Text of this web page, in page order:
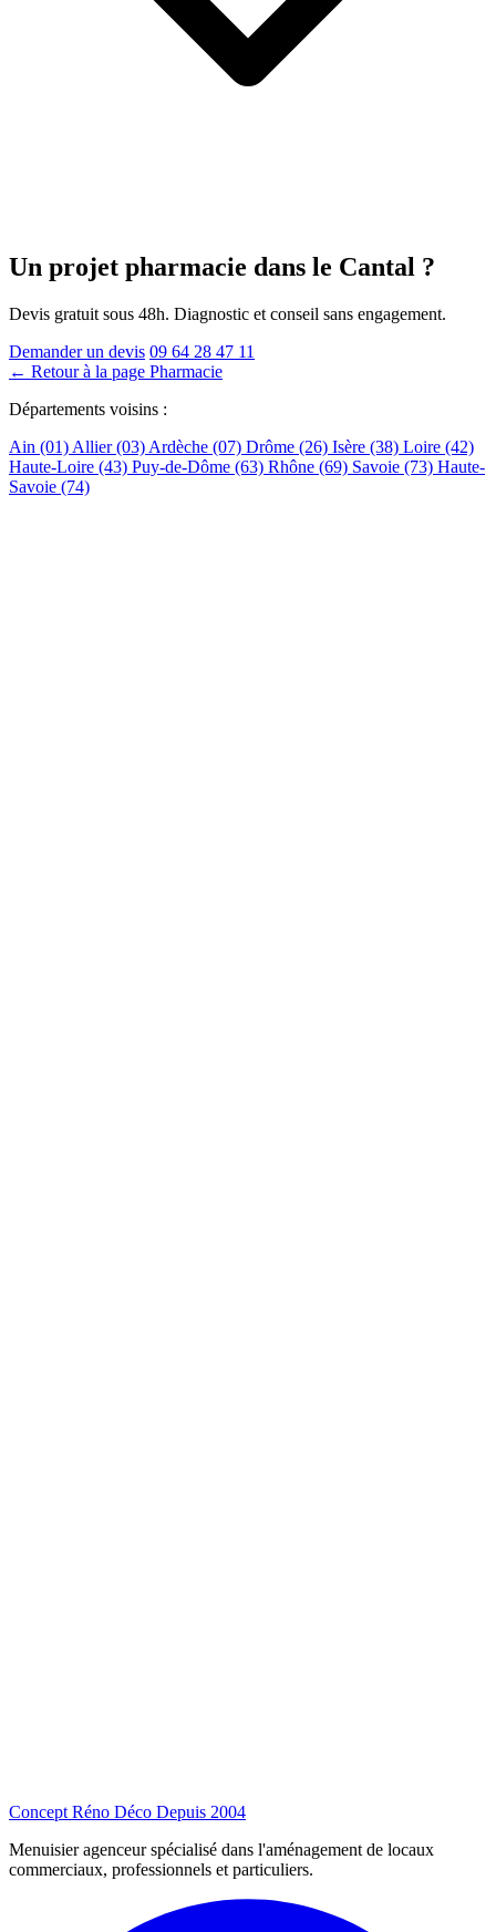
Un projet pharmacie dans le Cantal ?
Devis gratuit sous 48h. Diagnostic et conseil sans engagement.
Demander un devis 09 64 28 47 11
← Retour à la page Pharmacie
Départements voisins :
Ain (01) Allier (03) Ardèche (07) Drôme (26) Isère (38) Loire (42)
Haute-Loire (43) Puy-de-Dôme (63) Rhône (69) Savoie (73) Haute-
Savoie (74)
Concept Réno Déco Depuis 2004
Menuisier agenceur spécialisé dans l'aménagement de locaux
commerciaux, professionnels et particuliers.